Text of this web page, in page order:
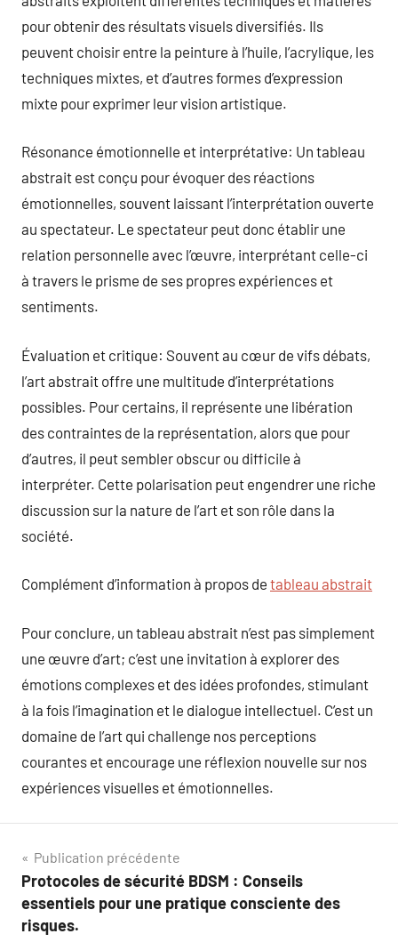
pour obtenir des résultats visuels diversifiés. Ils
peuvent choisir entre la peinture à l’huile, l’acrylique, les
techniques mixtes, et d’autres formes d’expression
mixte pour exprimer leur vision artistique.
Résonance émotionnelle et interprétative: Un tableau
abstrait est conçu pour évoquer des réactions
émotionnelles, souvent laissant l’interprétation ouverte
au spectateur. Le spectateur peut donc établir une
relation personnelle avec l’œuvre, interprétant celle-ci
à travers le prisme de ses propres expériences et
sentiments.
Évaluation et critique: Souvent au cœur de vifs débats,
l’art abstrait offre une multitude d’interprétations
possibles. Pour certains, il représente une libération
des contraintes de la représentation, alors que pour
d’autres, il peut sembler obscur ou difficile à
interpréter. Cette polarisation peut engendrer une riche
discussion sur la nature de l’art et son rôle dans la
société.
Complément d’information à propos de tableau abstrait
Pour conclure, un tableau abstrait n’est pas simplement
une œuvre d’art; c’est une invitation à explorer des
émotions complexes et des idées profondes, stimulant
à la fois l’imagination et le dialogue intellectuel. C’est un
domaine de l’art qui challenge nos perceptions
courantes et encourage une réflexion nouvelle sur nos
expériences visuelles et émotionnelles.
Navigation
de
l’article
Publication précédente
Protocoles de sécurité BDSM : Conseils
essentiels pour une pratique consciente des
risques.